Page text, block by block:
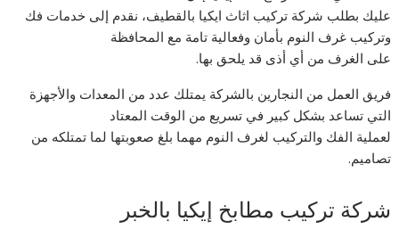
عليك بطلب شركة تركيب اثاث ايكيا بالقطيف، نقدم إلى خدمات فك
وتركيب غرف النوم بأمان وفعالية تامة مع المحافظة
على الغرف من أي أذى قد يلحق بها.
فريق العمل من النجارين بالشركة يمتلك عدد من المعدات والأجهزة
التي تساعد بشكل كبير في تسريع من الوقت المعتاد
لعملية الفك والتركيب لغرف النوم مهما بلغ صعوبتها لما تمتلكه من
تصاميم.
شركة تركيب مطابخ إيكيا بالخبر